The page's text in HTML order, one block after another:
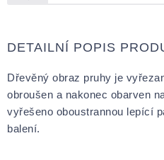
DETAILNÍ POPIS
Dřevěný obraz pruhy je
obroušen a nakonec obarven
vyřešeno oboustrannou lepící
balení.